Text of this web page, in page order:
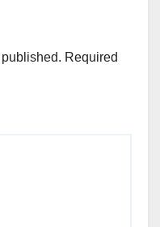
Required